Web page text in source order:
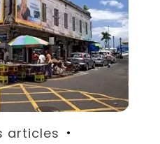
articles